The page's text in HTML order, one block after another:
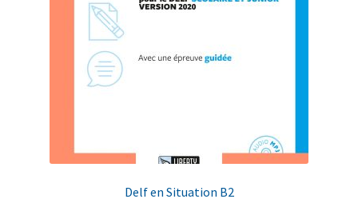
Delf en Situation B2